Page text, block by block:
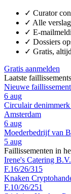
✓ Curator
✓ Alle
✓ E-
✓ Dossiers
✓ Gratis, altijd
Gratis aanmelden
Laatste
Nieuwe
6 aug
Circulair
Amsterdam
6 aug
Moederbedrijf van
5 aug
Faillissementen in
Irene's Catering B.V.
F.16/26/315
Knaken
F.10/26/251